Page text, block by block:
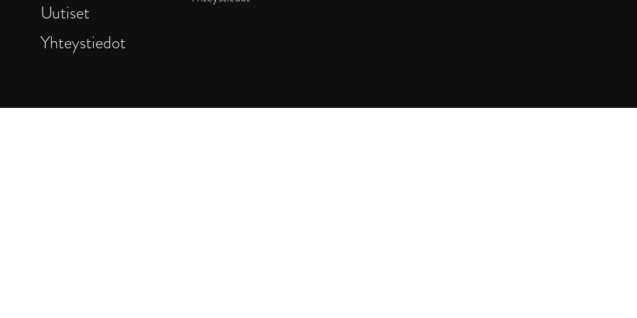
Uutiset
Yhteystiedot